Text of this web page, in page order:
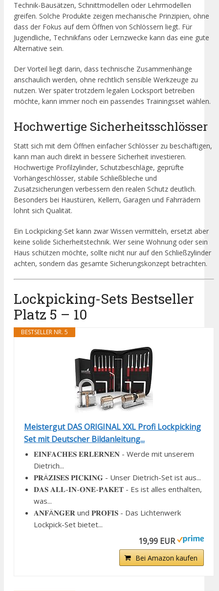
Technik-Bausätzen, Schnittmodellen oder Lehrmodellen
greifen. Solche Produkte zeigen mechanische Prinzipien, ohne
dass der Fokus auf dem Öffnen von Schlössern liegt. Für
Jugendliche, Technikfans oder Lernzwecke kann das eine gute
Alternative sein.
Der Vorteil liegt darin, dass technische Zusammenhänge
anschaulich werden, ohne rechtlich sensible Werkzeuge zu
nutzen. Wer später trotzdem legalen Locksport betreiben
möchte, kann immer noch ein passendes Trainingsset wählen.
Hochwertige Sicherheitsschlösser
Statt sich mit dem Öffnen einfacher Schlösser zu beschäftigen,
kann man auch direkt in bessere Sicherheit investieren.
Hochwertige Profilzylinder, Schutzbeschläge, geprüfte
Vorhängeschlösser, stabile Schließbleche und
Zusatzsicherungen verbessern den realen Schutz deutlich.
Besonders bei Haustüren, Kellern, Garagen und Fahrrädern
lohnt sich Qualität.
Ein Lockpicking-Set kann zwar Wissen vermitteln, ersetzt aber
keine solide Sicherheitstechnik. Wer seine Wohnung oder sein
Haus schützen möchte, sollte nicht nur auf den Schließzylinder
achten, sondern das gesamte Sicherungskonzept betrachten.
Lockpicking-Sets Bestseller
Platz 5 – 10
BESTSELLER NR. 5
Meistergut DAS ORIGINAL XXL Profi Lockpicking
Set mit Deutscher Bildanleitung...
𝐄𝐈𝐍𝐅𝐀𝐂𝐇𝐄𝐒 𝐄𝐑𝐋𝐄𝐑𝐍𝐄𝐍 - Werde mit unserem
Dietrich...
𝐏𝐑Ä𝐙𝐈𝐒𝐄𝐒 𝐏𝐈𝐂𝐊𝐈𝐍𝐆 - Unser Dietrich-Set ist aus...
𝐃𝐀𝐒 𝐀𝐋𝐋-𝐈𝐍-𝐎𝐍𝐄-𝐏𝐀𝐊𝐄𝐓 - Es ist alles enthalten,
was...
𝐀𝐍𝐅Ä𝐍𝐆𝐄𝐑 und 𝐏𝐑𝐎𝐅𝐈𝐒 - Das Lichtenwerk
Lockpick-Set bietet...
19,99 EUR
Bei Amazon kaufen